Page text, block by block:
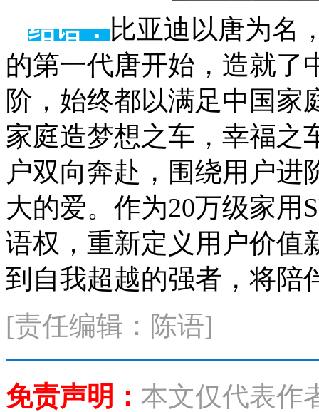
结语：比亚迪以唐为名
的第一代唐开始，造就了
阶，始终都以满足中国家
家庭造梦想之车，幸福之
户双向奔赴，围绕用户进
大的爱。作为20万级家用
语权，重新定义用户价值
到自我超越的强者，将陪
[责任编辑：陈语]
免责声明： 本文仅代表作